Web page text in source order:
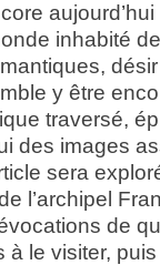
aujourd’hui
inhabité
désir
y être
traversé,
des images
sera
l’archipel
de
à le visiter,